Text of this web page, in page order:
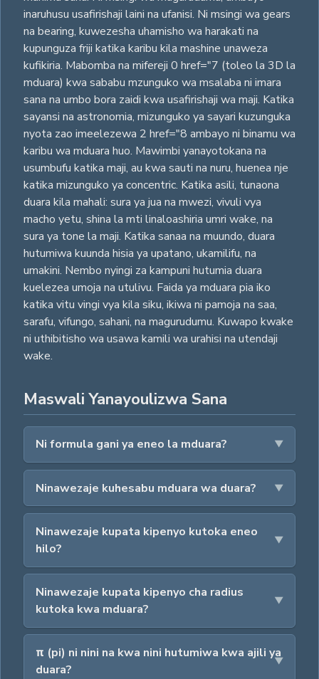
inaruhusu usafirishaji laini na ufanisi. Ni msingi wa gears
na bearing, kuwezesha uhamisho wa harakati na
kupunguza friji katika karibu kila mashine unaweza
kufikiria. Mabomba na mifereji 0 href="7 (toleo la 3D la
mduara) kwa sababu mzunguko wa msalaba ni imara
sana na umbo bora zaidi kwa usafirishaji wa maji. Katika
sayansi na astronomia, mizunguko ya sayari kuzunguka
nyota zao imeelezewa 2 href="8 ambayo ni binamu wa
karibu wa mduara huo. Mawimbi yanayotokana na
usumbufu katika maji, au kwa sauti na nuru, huenea nje
katika mizunguko ya concentric. Katika asili, tunaona
duara kila mahali: sura ya jua na mwezi, vivuli vya
macho yetu, shina la mti linaloashiria umri wake, na
sura ya tone la maji. Katika sanaa na muundo, duara
hutumiwa kuunda hisia ya upatano, ukamilifu, na
umakini. Nembo nyingi za kampuni hutumia duara
kuelezea umoja na utulivu. Faida ya mduara pia iko
katika vitu vingi vya kila siku, ikiwa ni pamoja na saa,
sarafu, vifungo, sahani, na magurudumu. Kuwapo kwake
ni uthibitisho wa usawa kamili wa urahisi na utendaji
wake.
Maswali Yanayoulizwa Sana
Ni formula gani ya eneo la mduara?
Ninawezaje kuhesabu mduara wa duara?
Ninawezaje kupata kipenyo kutoka eneo
hilo?
Ninawezaje kupata kipenyo cha radius
kutoka kwa mduara?
π (pi) ni nini na kwa nini hutumiwa kwa ajili ya
duara?